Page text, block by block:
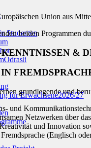
Studenten
Odrasli
für Erwachsene2026/27
Union aus
beiden Programmen
&
grundlegende und
und
Netzwerken über
und Innovation
(Englisch